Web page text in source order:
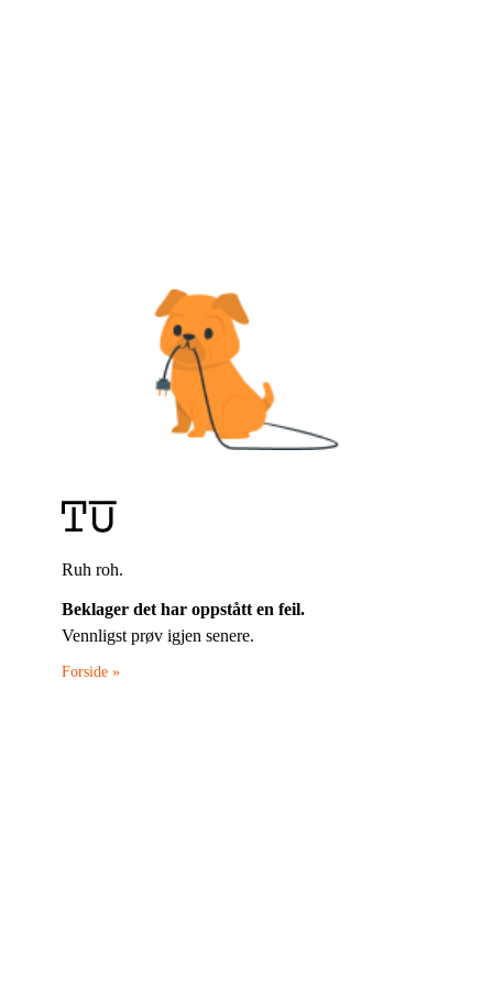
Ruh roh.
Beklager det har oppstått en feil.
Vennligst prøv igjen senere.
Forside »